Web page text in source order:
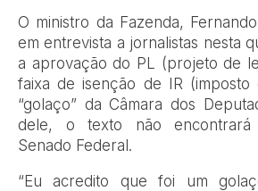
O ministro da Fazenda,
em entrevista a jornalistas nesta
a aprovação do PL (projeto de
faixa de isenção de IR
“golaço” da Câmara dos
dele, o texto não encontrará
Senado Federal.
“Eu acredito que foi um